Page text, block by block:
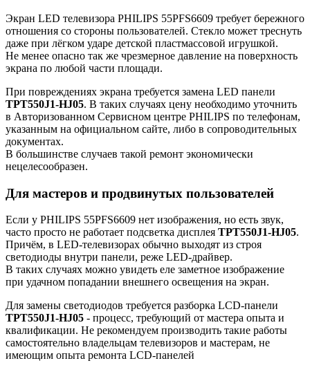
Экран LED телевизора PHILIPS 55PFS6609 требует бережного
отношения со стороны пользователей. Стекло может треснуть
даже при лёгком ударе детской пластмассовой игрушкой.
Не менее опасно так же чрезмерное давление на поверхность
экрана по любой части площади.
При повреждениях экрана требуется замена LED панели
TPT550J1-HJ05. В таких случаях цену необходимо уточнить
в Авторизованном Сервисном центре PHILIPS по телефонам,
указанным на официальном сайте, либо в сопроводительных
документах.
В большинстве случаев такой ремонт экономически
нецелесообразен.
Для мастеров и продвинутых пользователей
Если у PHILIPS 55PFS6609 нет изображения, но есть звук,
часто просто не работает подсветка дисплея TPT550J1-HJ05.
Причём, в LED-телевизорах обычно выходят из строя
светодиоды внутри панели, реже LED-драйвер.
В таких случаях можно увидеть еле заметное изображение
при удачном попадании внешнего освещения на экран.
Для замены светодиодов требуется разборка LCD-панели
TPT550J1-HJ05 - процесс, требующий от мастера опыта и
квалификации. Не рекомендуем производить такие работы
самостоятельно владельцам телевизоров и мастерам, не
имеющим опыта ремонта LCD-панелей